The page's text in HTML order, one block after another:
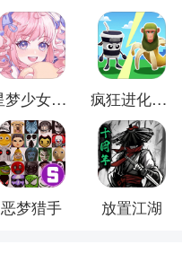
星梦少女换装 疯狂进化防卫战
恶梦猎手 放置江湖